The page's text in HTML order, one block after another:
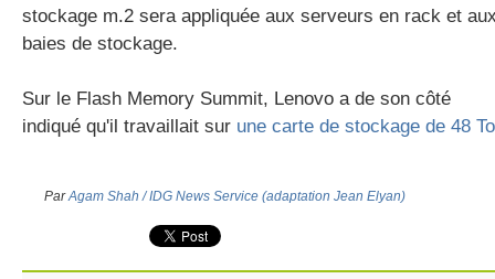
stockage m.2 sera appliquée aux serveurs en rack et
baies de stockage.
Sur le Flash Memory Summit, Lenovo a de son côté
indiqué qu'il travaillait sur une carte de stockage de 48
ParAgam Shah / IDG News Service (adaptation Jean Elyan)